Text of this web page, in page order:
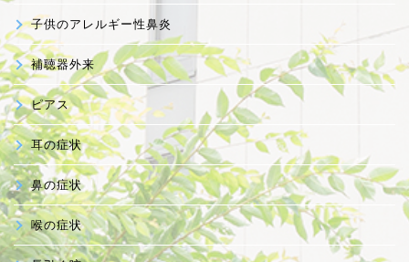
子供のアレルギー性鼻炎
補聴器外来
ピアス
耳の症状
鼻の症状
喉の症状